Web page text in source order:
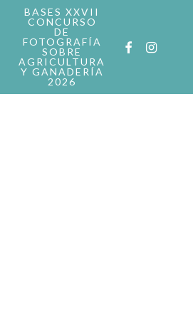
BASES XXVII
CONCURSO
DE
FOTOGRAFÍA
SOBRE
AGRICULTURA
Y GANADERÍA
2026
FACEBOOK